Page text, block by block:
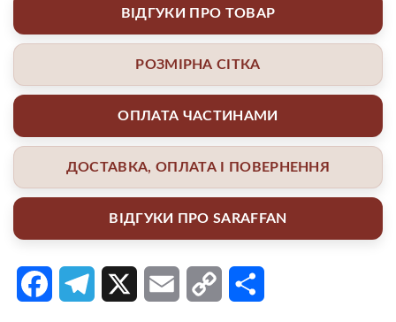
ВІДГУКИ ПРО ТОВАР
РОЗМІРНА СІТКА
ОПЛАТА ЧАСТИНАМИ
ДОСТАВКА, ОПЛАТА І ПОВЕРНЕННЯ
ВІДГУКИ ПРО SARAFFAN
FacebookTelegram Email Copy